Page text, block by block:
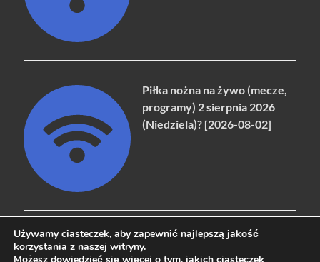
Piłka nożna na żywo (mecze,
programy) 2 sierpnia 2026
(Niedziela)? [2026-08-02]
Używamy ciasteczek, aby zapewnić najlepszą jakość
korzystania z naszej witryny.